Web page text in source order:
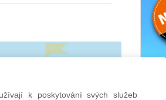
Power
PŘIHLÁSITk poskytování svých služeb